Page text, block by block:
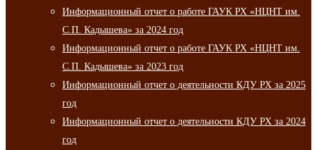
Информационный отчет о работе ГАУК РХ «НЦНТ им.
С.П. Кадышева» за 2024 год
Информационный отчет о работе ГАУК РХ «НЦНТ им.
С.П. Кадышева» за 2023 год
Информационный отчет о деятельности КДУ РХ за 2025
год
Информационный отчет о деятельности КДУ РХ за 2024
год